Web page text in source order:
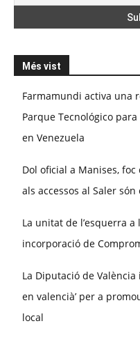
Més vist
Farmamundi activa una
Parque Tecnológico
en Venezuela
Dol oficial a Manises,
als accessos al Saler
La unitat de l’esquerra a
incorporació de
La Diputació de València
en valencià’ per a
local